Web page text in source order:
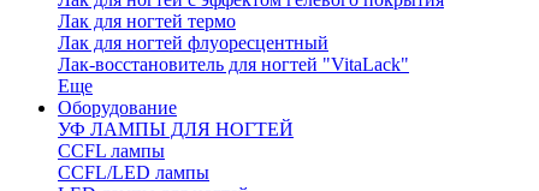
Лак для ногтей термо
Лак для ногтей флуоресцентный
Лак-восстановитель для ногтей "VitaLack"
Еще
Оборудование
УФ ЛАМПЫ ДЛЯ НОГТЕЙ
CCFL лампы
CCFL/LED лампы